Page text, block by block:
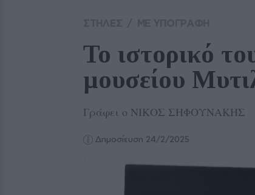
Το ιστορικό
μουσείου
Γράφει ο ΝΙΚΟΣ ΣΗΦΟΥΝΑΚΗΣ
Δημοσίευση 24/2/2025